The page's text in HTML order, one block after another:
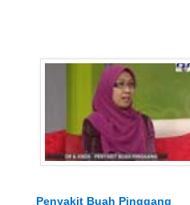
Penyakit Buah Pinggang